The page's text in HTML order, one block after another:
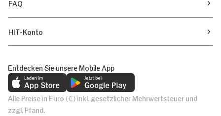
FAQ
HIT-Konto
Entdecken Sie unsere Mobile App
Alle Preise in Euro (€) inkl. gesetzlicher Mehrwertsteuer und
zzgl. Pfand.